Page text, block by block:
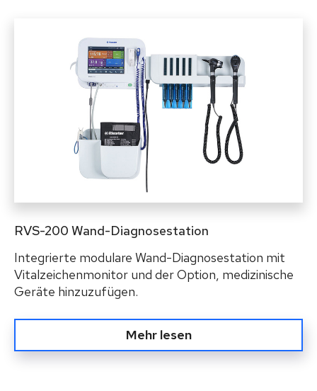
RVS-200 Wand-Diagnosestation
Integrierte modulare Wand-Diagnosestation mit
Vitalzeichenmonitor und der Option, medizinische
Geräte hinzuzufügen.
Mehr lesen